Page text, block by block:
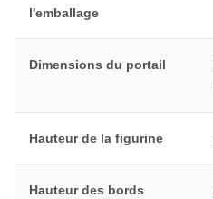
l'emballage
Dimensions du portail
Hauteur de la figurine
Hauteur des bords